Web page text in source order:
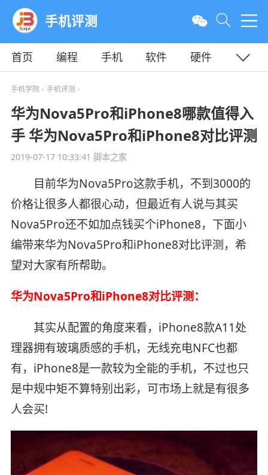
手机评测
首页 编程 手机 软件
硬件
教程
平面
手机学院> 手机评测 >
华为Nova5Pro和iPhone8哪款值得入
手 华为Nova5Pro和iPhone8对比评测
2019-07-17 10:33:41 脚本之家
目前华为Nova5Pro这款手机，不到3000的
价格让很多人都很心动，但最近有人说与其买
Nova5Pro还不如加点钱买个iPhone8，下面小
编带来华为Nova5Pro和iPhone8对比评测，希
望对大家有所帮助。
华为Nova5Pro和iPhone8对比评测：
其实从配置的角度来看，iPhone8款A11处
理器拥有玻璃质感的手机，无线充电NFC也都
有，iPhone8是一款较为全能的手机，不过也只
是中规中矩不算特别出彩，可市场上就是有很多
人会买!